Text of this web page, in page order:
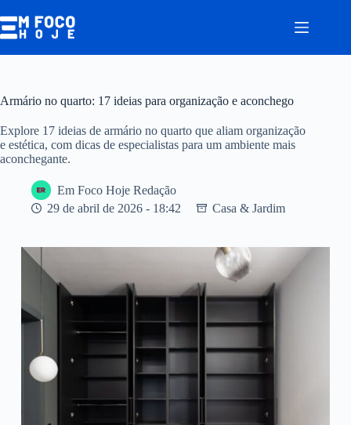
para
o
Armário no quarto: 17 ideias para organização e aconchego
Explore 17 ideias de armário no quarto que aliam organização
e estética, com dicas de especialistas para um ambiente mais
aconchegante.
Em Foco Hoje Redação
29 de abril de 2026 - 18:42
Casa & Jardim